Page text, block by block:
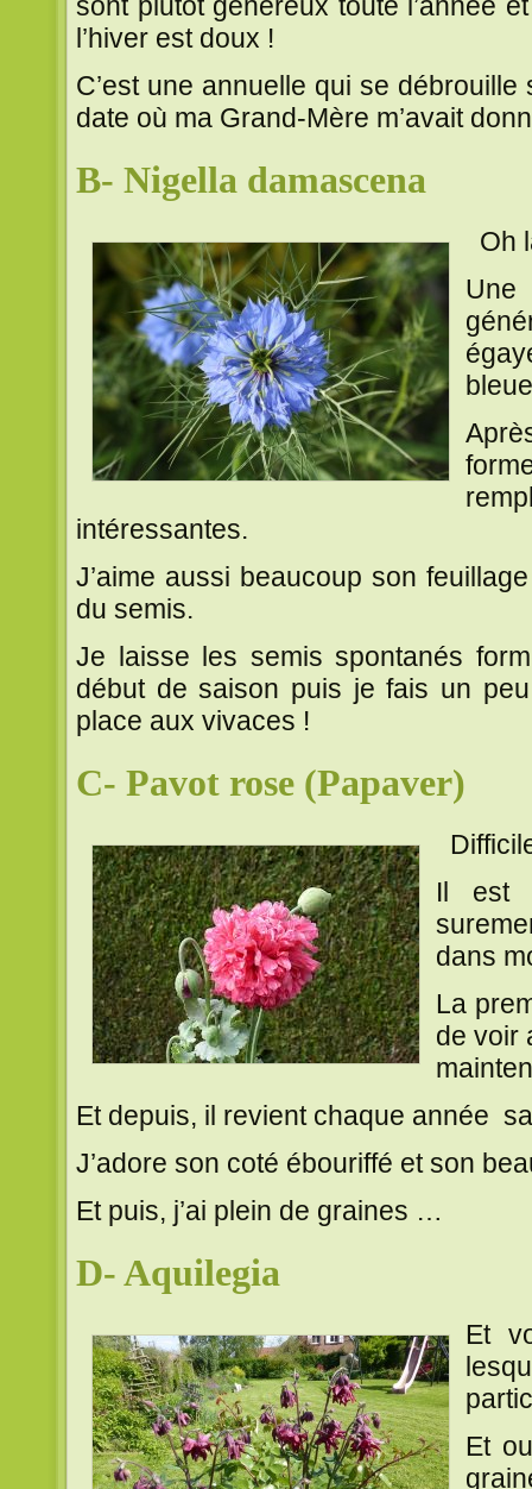
sont plutôt généreux toute l’année
l’hiver est doux !
C’est une annuelle qui se
date où ma Grand-Mère m’avait
B- Nigella damascena
Oh
intéressantes.
J’aime aussi beaucoup son
du semis.
Je laisse les semis spontanés
début de saison puis je fais un
place aux vivaces !
C- Pavot rose (Papaver)
Il est
dans
La
de voir
Et depuis, il revient chaque année
J’adore son coté ébouriffé et son
Et puis, j’ai plein de graines …
D- Aquilegia
Et
Et